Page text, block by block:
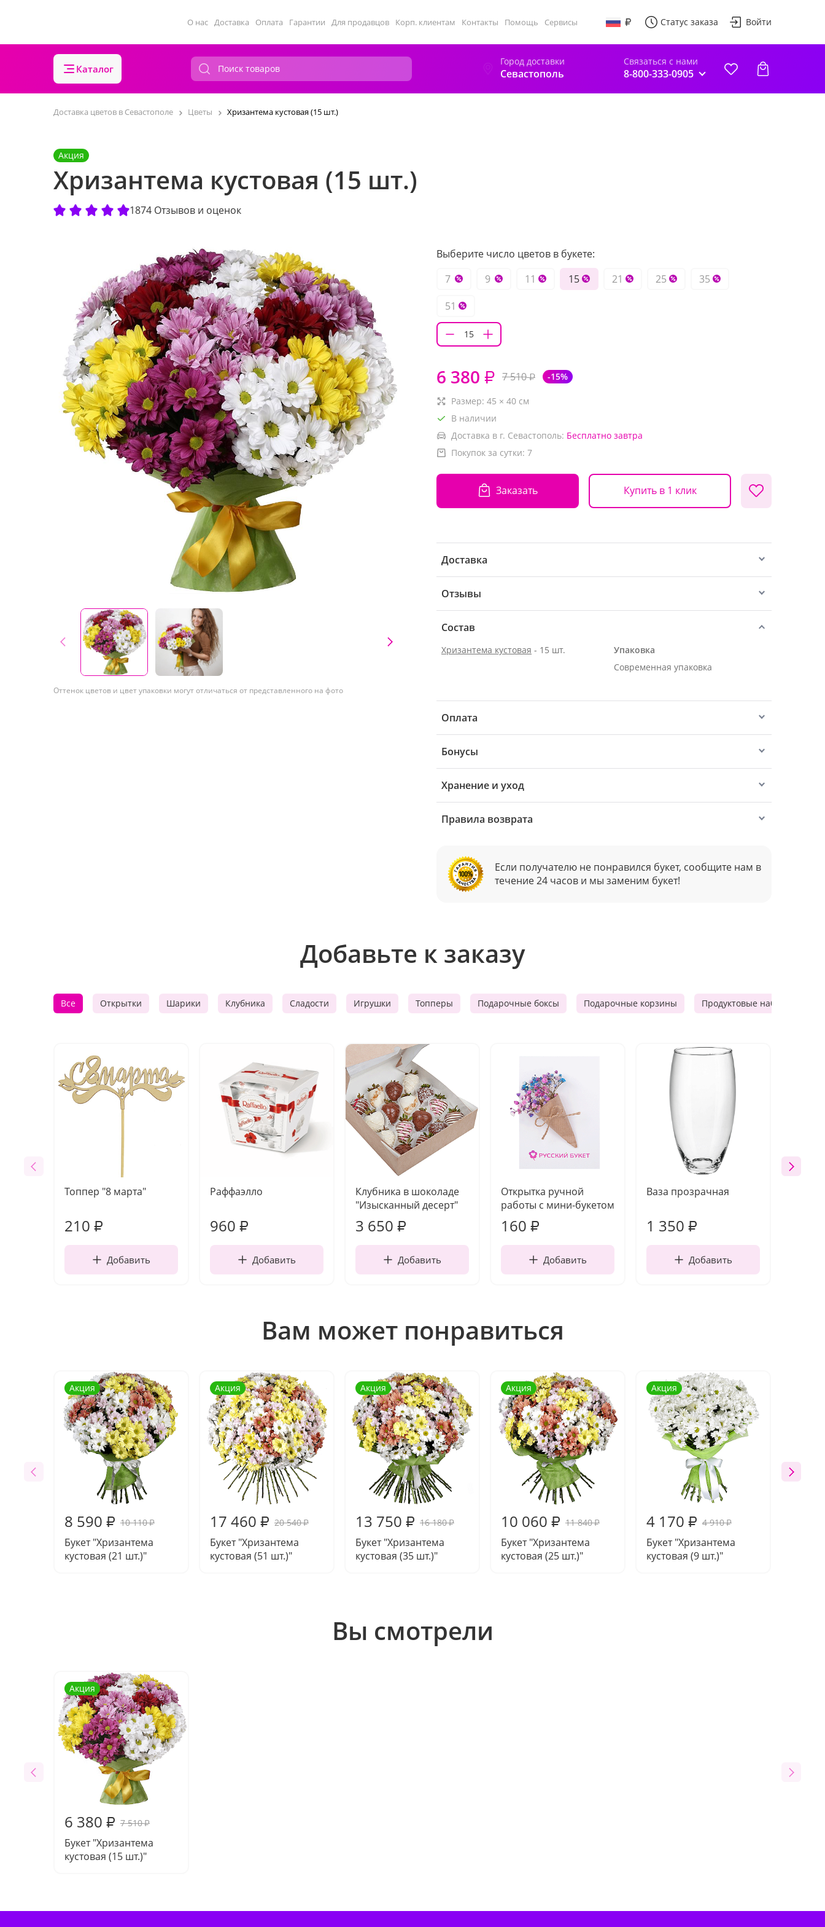
О нас Доставка Оплата Гарантии Для продавцов Корп. клиентам Контакты Помощь Сервисы Статус заказа Войти
Каталог
Город доставки
Севастополь
Связаться с нами
8-800-333-0905
Доставка цветов в Севастополе Цветы Хризантема кустовая (15 шт.)
Акция
Хризантема кустовая (15 шт.)
1874 Отзывов и оценок
Оттенок цветов и цвет упаковки могут отличаться от представленного на фото
Выберите число цветов в букете:
7
9 11 15 21 25
35
51
6 380 ₽ 7 510₽ -15%
Размер: 45 × 40 см
В наличии
Доставка в г. Севастополь: Бесплатно завтра
Покупок за сутки: 7
Заказать Купить в 1 клик
Доставка
Отзывы
Состав
Хризантема кустовая - 15 шт.
Упаковка
Современная упаковка
Оплата
Бонусы
Хранение и уход
Правила возврата
Если получателю не понравился букет, сообщите нам в
течение 24 часов и мы заменим букет!
Добавьте к заказу
Все Открытки Шарики Клубника Сладости Игрушки Топперы Подарочные боксы Подарочные корзины Продуктовые наборы
Топпер "8 марта"
210 ₽
Добавить
Раффаэлло
960 ₽
Добавить
Клубника в шоколаде
"Изысканный десерт"
3 650 ₽
Добавить
Открытка ручной
работы с мини-букетом
160 ₽
Добавить
Ваза прозрачная
1 350 ₽
Добавить
Вам может понравиться
Акция
8 590 ₽ 10 110₽
Букет "Хризантема
кустовая (21 шт.)"
Акция
17 460 ₽ 20 540₽
Букет "Хризантема
кустовая (51 шт.)"
Акция
13 750 ₽ 16 180₽
Букет "Хризантема
кустовая (35 шт.)"
Акция
10 060 ₽ 11 840₽
Букет "Хризантема
кустовая (25 шт.)"
Акция
4 170 ₽ 4 910₽
Букет "Хризантема
кустовая (9 шт.)"
Вы смотрели
Акция
6 380 ₽ 7 510₽
Букет "Хризантема
кустовая (15 шт.)"